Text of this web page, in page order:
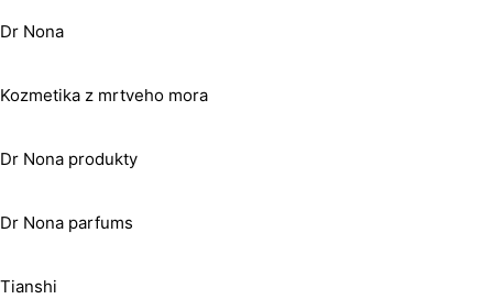
Dr Nona
Kozmetika z mrtveho mora
Dr Nona produkty
Dr Nona parfums
Tianshi